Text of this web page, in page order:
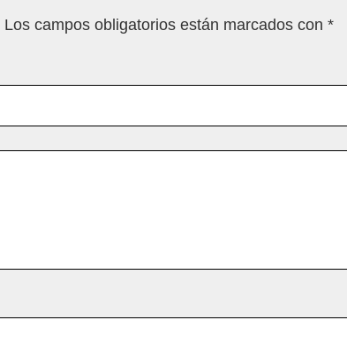
Los campos obligatorios están marcados con *